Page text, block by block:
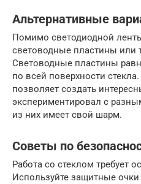
Альтернативные
Помимо светодиодной
световодные пластины или
Световодные пластины
по всей поверхности
позволяет создать
экспериментировал с
из них имеет свой шарм.
Советы по
Работа со стеклом требует
Используйте защитные